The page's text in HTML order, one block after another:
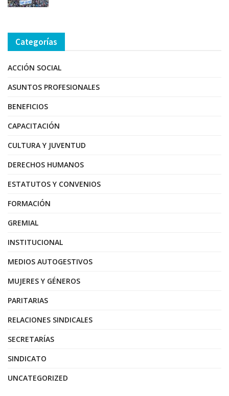
Categorías
ACCIÓN SOCIAL
ASUNTOS PROFESIONALES
BENEFICIOS
CAPACITACIÓN
CULTURA Y JUVENTUD
DERECHOS HUMANOS
ESTATUTOS Y CONVENIOS
FORMACIÓN
GREMIAL
INSTITUCIONAL
MEDIOS AUTOGESTIVOS
MUJERES Y GÉNEROS
PARITARIAS
RELACIONES SINDICALES
SECRETARÍAS
SINDICATO
UNCATEGORIZED